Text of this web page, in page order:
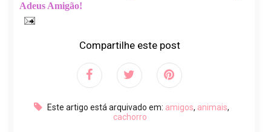
Adeus Amigão!
Compartilhe este post
Este artigo está arquivado em: amigos, animais,
cachorro